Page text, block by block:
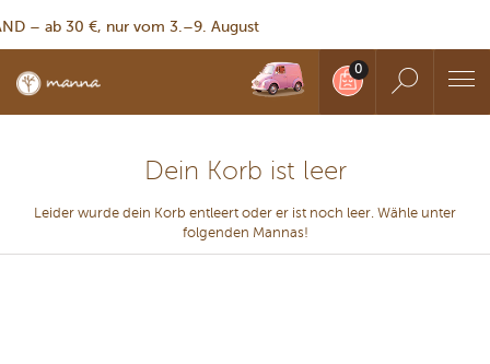
– ab 30 €, nur vom 3.–9. August
Dein Korb ist leer
Leider wurde dein Korb entleert oder er ist noch leer. Wähle unter
folgenden Mannas!